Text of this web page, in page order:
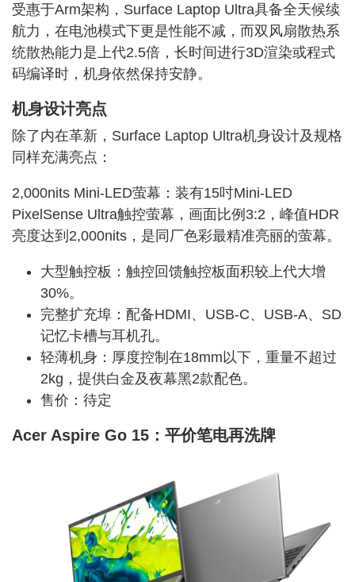
受惠于Arm架构，Surface Laptop Ultra具备全天候续
航力，在电池模式下更是性能不减，而双风扇散热系
统散热能力是上代2.5倍，长时间进行3D渲染或程式
码编译时，机身依然保持安静。
机身设计亮点
除了内在革新，Surface Laptop Ultra机身设计及规格
同样充满亮点：
2,000nits Mini-LED萤幕：装有15吋Mini-LED
PixelSense Ultra触控萤幕，画面比例3:2，峰值HDR
亮度达到2,000nits，是同厂色彩最精准亮丽的萤幕。
大型触控板：触控回馈触控板面积较上代大增
30%。
完整扩充埠：配备HDMI、USB-C、USB-A、SD
记忆卡槽与耳机孔。
轻薄机身：厚度控制在18mm以下，重量不超过
2kg，提供白金及夜幕黑2款配色。
售价：待定
Acer Aspire Go 15：平价笔电再洗牌